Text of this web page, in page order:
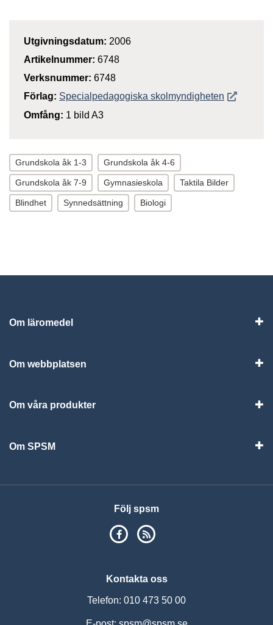
Utgivningsdatum: 2006
Artikelnummer: 6748
Verksnummer: 6748
Förlag: Specialpedagogiska skolmyndigheten Öppnas i
Omfång: 1 bild A3
Grundskola åk 1-3 Grundskola åk 4-6
Grundskola åk 7-9 Gymnasieskola Taktila Bilder
Blindhet Synnedsättning Biologi
Om läromedel
Om webbplatsen
Om våra produkter
Om SPSM
Följ spsm
SPSM på Facebook
Kontakta oss
Telefon: 010 473 50 00